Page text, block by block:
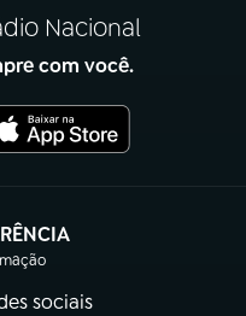
Nacional
com você.
em nova aba)
sociais